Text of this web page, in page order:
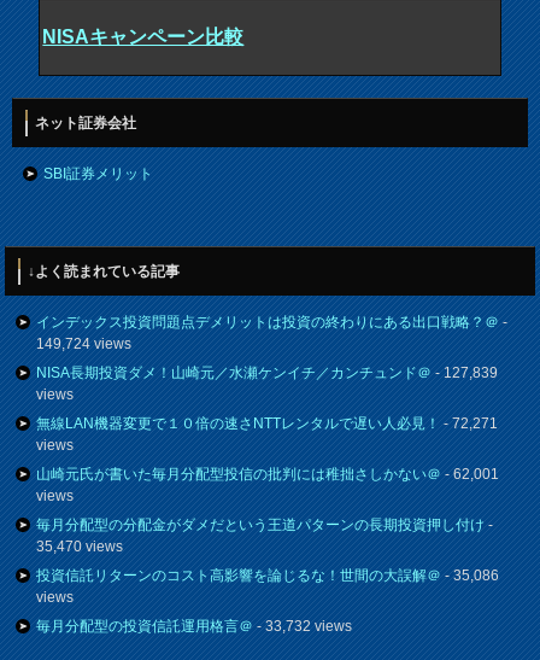
NISAキャンペーン比較
ネット証券会社
SBI証券メリット
↓よく読まれている記事
インデックス投資問題点デメリットは投資の終わりにある出口戦略？＠-
149,724 views
NISA長期投資ダメ！山崎元／水瀬ケンイチ／カンチュンド＠- 127,839
views
無線LAN機器変更で１０倍の速さNTTレンタルで遅い人必見！- 72,271
views
山崎元氏が書いた毎月分配型投信の批判には稚拙さしかない＠- 62,001
views
毎月分配型の分配金がダメだという王道パターンの長期投資押し付け-
35,470 views
投資信託リターンのコスト高影響を論じるな！世間の大誤解＠- 35,086
views
毎月分配型の投資信託運用格言＠- 33,732 views